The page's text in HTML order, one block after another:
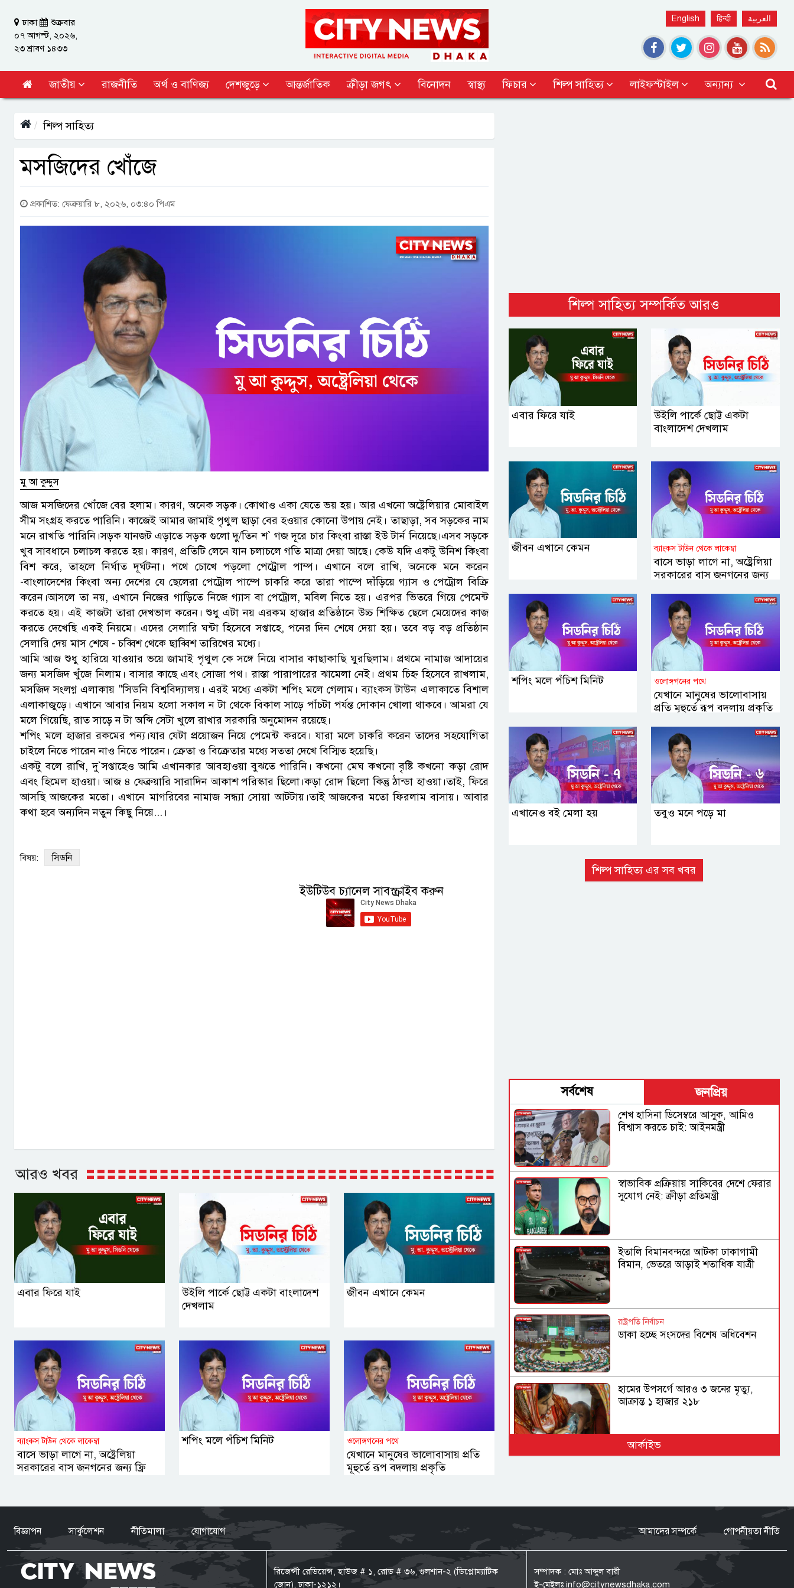
ঢাকা
শুক্রবার
০৭ আগস্ট, ২০২৬,
২৩ শ্রাবণ ১৪৩৩
English हिन्दी العربية
জাতীয় রাজনীতি অর্থ ও বাণিজ্য দেশজুড়ে আন্তর্জাতিক ক্রীড়া জগৎ বিনোদন স্বাস্থ্য ফিচার শিল্প সাহিত্য লাইফস্টাইল অন্যান্য
শিল্প সাহিত্য
মসজিদের খোঁজে
প্রকাশিত: ফেব্রুয়ারি ৮, ২০২৬, ০৩:৪০ পিএম
মু আ কুদ্দুস
আজ মসজিদের খোঁজে বের হলাম। কারণ, অনেক সড়ক। কোথাও একা যেতে ভয় হয়। আর এখনো অষ্ট্রেলিয়ার মোবাইল
সীম সংগ্রহ করতে পারিনি। কাজেই আমার জামাই পৃথুল ছাড়া বের হওয়ার কোনো উপায় নেই। তাছাড়া, সব সড়কের নাম
মনে রাখতি পারিনি।সড়ক যানজট এড়াতে সড়ক গুলো দু/তিন শ‍‍` গজ দূরে চার কিংবা রাস্তা ইউ টার্ন নিয়েছে।এসব সড়কে
খুব সাবধানে চলাচল করতে হয়। কারণ, প্রতিটি লেনে যান চলাচলে গতি মাত্রা দেয়া আছে। কেউ যদি একটু উনিশ কিংবা
বিশ করে, তাহলে নির্ঘাত দূর্ঘটনা। পথে চোখে পড়লো পেট্রোল পাম্প। এখানে বলে রাখি, অনেকে মনে করেন
-বাংলাদেশের কিংবা অন্য দেশের যে ছেলেরা পেট্রোল পাম্পে চাকরি করে তারা পাম্পে দাঁড়িয়ে গ্যাস ও পেট্রোল বিক্রি
করেন।আসলে তা নয়, এখানে নিজের গাড়িতে নিজে গ্যাস বা পেট্রোল, মবিল নিতে হয়। এরপর ভিতরে গিয়ে পেমেন্ট
করতে হয়। এই কাজটা তারা দেখভাল করেন। শুধু এটা নয় এরকম হাজার প্রতিষ্ঠানে উচ্চ শিক্ষিত ছেলে মেয়েদের কাজ
করতে দেখেছি একই নিয়মে। এদের সেলারি ঘন্টা হিসেবে সপ্তাহে, পনের দিন শেষে দেয়া হয়। তবে বড় বড় প্রতিষ্ঠান
সেলারি দেয় মাস শেষে - চব্বিশ থেকে ছাব্বিশ তারিখের মধ্যে।
আমি আজ শুধু হারিয়ে যাওয়ার ভয়ে জামাই পৃথুল কে সঙ্গে নিয়ে বাসার কাছাকাছি ঘুরছিলাম। প্রথমে নামাজ আদায়ের
জন্য মসজিদ খুঁজে নিলাম। বাসার কাছে এবং সোজা পথ। রাস্তা পারাপারের ঝামেলা নেই। প্রথম চিহ্ন হিসেবে রাখলাম,
মসজিদ সংলগ্ন এলাকায় "সিডনি বিশ্ববিদ্যালয়। এরই মধ্যে একটা শপিং মলে গেলাম। ব্যাংকস টাউন এলাকাতে বিশাল
এলাকাজুড়ে। এখানে আবার নিয়ম হলো সকাল ন টা থেকে বিকাল সাড়ে পাঁচটা পর্যন্ত দোকান খোলা থাকবে। আমরা যে
মলে গিয়েছি, রাত সাড়ে ন‌‌‌ টা অব্দি সেটা খুলে রাখার সরকারি অনুমোদন রয়েছে।
শপিং মলে হাজার রকমের পন্য।যার যেটা প্রয়োজন নিয়ে পেমেন্ট করবে। যারা মলে চাকরি করেন তাদের সহযোগিতা
চাইলে নিতে পারেন নাও নিতে পারেন। ক্রেতা ও বিক্রেতার মধ্যে সততা দেখে বিস্মিত হয়েছি।
একটু বলে রাখি, দু‍‍`সপ্তাহেও আমি এখানকার আবহাওয়া বুঝতে পারিনি। কখনো মেঘ কখনো বৃষ্টি কখনো কড়া রোদ
এবং হিমেল হাওয়া। আজ ৪ ফেব্রুয়ারি সারাদিন আকাশ পরিস্কার ছিলো।কড়া রোদ ছিলো কিন্তু ঠান্ডা হাওয়া।তাই, ফিরে
আসছি আজকের মতো। এখানে মাগরিবের নামাজ সন্ধ্যা সোয়া আটটায়।তাই আজকের মতো ফিরলাম বাসায়। আবার
কথা হবে অন্যদিন নতুন কিছু নিয়ে...।
বিষয়: সিডনি
ইউটিউব চ্যানেল সাবস্ক্রাইব করুন
আরও খবর
এবার ফিরে যাই
উইলি পার্কে ছোট্ট একটা বাংলাদেশ
দেখলাম
জীবন এখানে কেমন
ব্যাংকস টাউন থেকে লাকেম্বা
বাসে ভাড়া লাগে না, অষ্ট্রেলিয়া
সরকারের বাস জনগনের জন্য ফ্রি
শপিং মলে পঁচিশ মিনিট ওলোঙ্গগনের পথে
যেখানে মানুষের ভালোবাসায় প্রতি
মূহুর্তে রূপ বদলায় প্রকৃতি
শিল্প সাহিত্য সম্পর্কিত আরও
এবার ফিরে যাই
উইলি পার্কে ছোট্ট একটা
বাংলাদেশ দেখলাম
জীবন এখানে কেমন ব্যাংকস টাউন থেকে লাকেম্বা
বাসে ভাড়া লাগে না, অষ্ট্রেলিয়া
সরকারের বাস জনগনের জন্য
শপিং মলে পঁচিশ মিনিট ওলোঙ্গগনের পথে
যেখানে মানুষের ভালোবাসায়
প্রতি মূহুর্তে রূপ বদলায় প্রকৃতি
এখানেও বই মেলা হয় তবুও মনে পড়ে মা
শিল্প সাহিত্য এর সব খবর
সর্বশেষ জনপ্রিয়
শেখ হাসিনা ডিসেম্বরে আসুক, আমিও
বিশ্বাস করতে চাই: আইনমন্ত্রী
স্বাভাবিক প্রক্রিয়ায় সাকিবের দেশে ফেরার
সুযোগ নেই: ক্রীড়া প্রতিমন্ত্রী
ইতালি বিমানবন্দরে আটকা ঢাকাগামী
বিমান, ভেতরে আড়াই শতাধিক যাত্রী
রাষ্ট্রপতি নির্বাচন
ডাকা হচ্ছে সংসদের বিশেষ অধিবেশন
হামের উপসর্গে আরও ৩ জনের মৃত্যু,
আক্রান্ত ১ হাজার ২১৮
গণহত্যা ও মানবতাবিরোধী অপরাধে
সরকার নিত্যপ্রয়োজনীয় দ্রব্যমূল্যের
ঊর্ধ্বগতি ও শান্তি-শৃঙ্খলা রক্ষায় ব্যর্থ :
জামায়াত আমির
আর্কাইভ
বিজ্ঞাপন সার্কুলেশন নীতিমালা যোগাযোগ আমাদের সম্পর্কে গোপনীয়তা নীতি
রিজেন্সী রেডিয়েন্স, হাউজ # ১, রোড # ৩৬, গুলশান-২ (ডিপ্লোম্যাটিক
জোন), ঢাকা-১২১২।
সম্পাদক : মোঃ আব্দুল বারী
ই-মেইলঃ info@citynewsdhaka.com